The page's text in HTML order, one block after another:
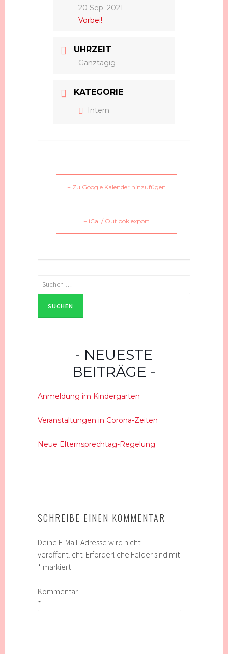
20 Sep. 2021
Vorbei!
UHRZEIT
Ganztägig
KATEGORIE
Intern
+ Zu Google Kalender hinzufügen
+ iCal / Outlook export
Suchen
nach:
NEUESTE
BEITRÄGE
Anmeldung im Kindergarten
Veranstaltungen in Corona-Zeiten
Neue Elternsprechtag-Regelung
SCHREIBE EINEN KOMMENTAR
Deine E-Mail-Adresse wird nicht
veröffentlicht. Erforderliche Felder sind mit
* markiert
Kommentar
*